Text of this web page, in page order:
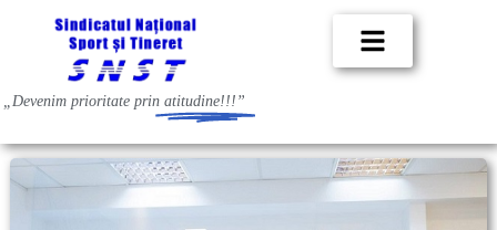
„Devenim prioritate prin atitudine!!!”